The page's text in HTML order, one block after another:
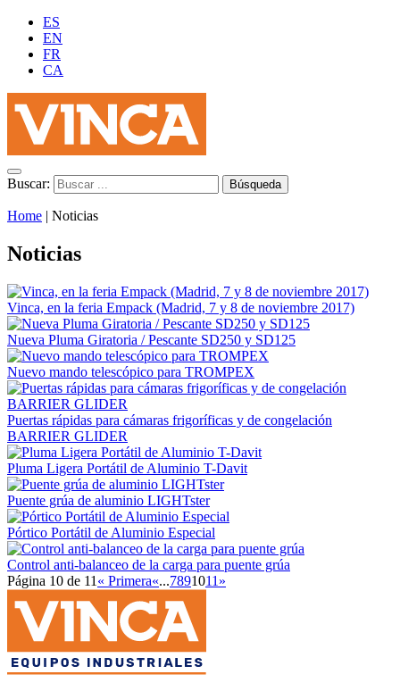
ES
EN
FR
CA
Buscar:
Home | Noticias
Noticias
Vinca, en la feria Empack (Madrid, 7 y 8 de noviembre 2017)
Nueva Pluma Giratoria / Pescante SD250 y SD125
Nuevo mando telescópico para TROMPEX
Puertas rápidas para cámaras frigoríficas y de congelación
BARRIER GLIDER
Pluma Ligera Portátil de Aluminio T-Davit
Puente grúa de aluminio LIGHTster
Pórtico Portátil de Aluminio Especial
Control anti-balanceo de la carga para puente grúa
Página 10 de 11 « Primera«...7891011 »